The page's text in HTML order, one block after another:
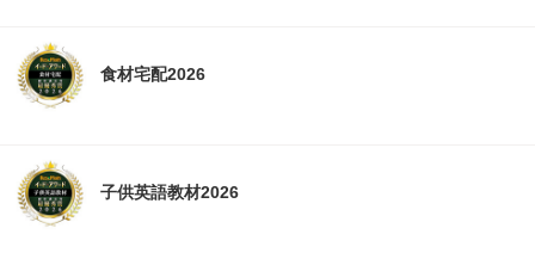
食材宅配2026
子供英語教材2026